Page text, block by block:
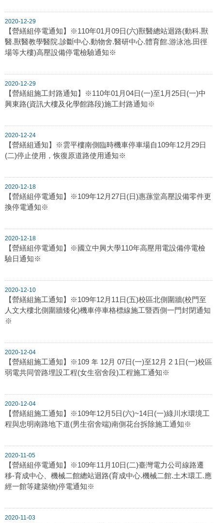
2020-12-29
【營繕組停電通知】※110年01月09日(六)獸醫總站迴路(動科.獸
醫.獸醫教學醫院.診斷中心.動物舍.醫研中心.體育館.游泳池.田徑
場等大樓)高壓設備停電檢驗通知※
2020-12-29
【營繕組施工封路通知】※110年01月04日(一)至1月25日(一)中
興東路(資訊大樓及化學館路段)施工封路通知※
2020-12-24
【營繕組通知】※雲平樓南側臨時機車停車場自109年12月29日
(二)停止使用，恢復原道路使用通知※
2020-12-18
【營繕組停電通知】※109年12月27日(日)惠蓀堂高壓設備零件更
換停電通知※
2020-12-18
【營繕組停電通知】※國立中興大學110年高壓用電設備停電檢
驗日通知※
2020-12-10
【營繕組施工通知】※109年12月11日(五)校區北側圍牆(校門至
人文大樓北側圍牆矮化)機車停車格標線施工暨西側一門封閉通知
※
2020-12-04
【營繕組施工通知】※109 年 12月 07日(一)至12月 2 1日(一)校區
弱電共同管路埋設工程(女生宿舍段)工程施工通知※
2020-12-04
【營繕組施工通知】※109年12月5日(六)~14日(一)綠川水環境工
程與忠明南路地下道(男生宿舍端)南側花台拆除施工通知※
2020-11-05
【營繕組停電通知】※109年11月10日(二)臺灣電力公司線路遷
移-育成中心、機械二館總站迴路(育成中心.機械二館.土木環工.應
經一館等建築物)停電通知※
2020-11-03